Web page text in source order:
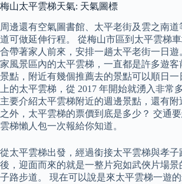
梅山太平雲梯天氣: 天氣圖標
周邊還有空氣圖書館、太平老街及雲之南
道可做延伸行程。 從梅山市區到太平雲梯
合帶著家人前來，安排一趟太平老街一日遊
家風景區內的太平雲梯，一直都是許多遊
景點，附近有幾個推薦去的景點可以順日一
上的太平雲梯，從 2017 年開始就湧入非常
主要介紹太平雲梯附近的週邊景點，還有
之外，太平雲梯的票價到底是多少？ 交通
雲梯懶人包一次報給你知道。
從太平雲梯出發，經過銜接太平雲梯與孝
後，迎面而來的就是一整片宛如武俠片場
子路步道。 現在可以說是來太平雲梯一遊